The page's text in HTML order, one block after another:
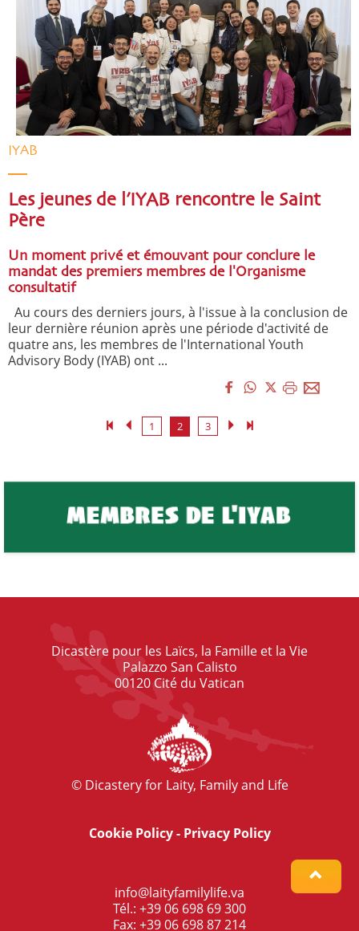
IYAB
Les jeunes de l’IYAB rencontre le Saint
Père
Un moment privé et émouvant pour conclure le
mandat des premiers membres de l'Organisme
consultatif
Au cours des derniers jours, à l'issue à la conclusion de
leur dernière réunion après une période d'activité de
quatre ans, les membres de l'International Youth
Advisory Body (IYAB) ont ...
1 2 3
Dicastère pour les Laïcs, la Famille et la Vie
Palazzo San Calisto
00120 Cité du Vatican
© Dicastery for Laity, Family and Life
Cookie Policy- Privacy Policy
info@laityfamilylife.va
Tél.: +39 06 698 69 300
Fax: +39 06 698 87 214